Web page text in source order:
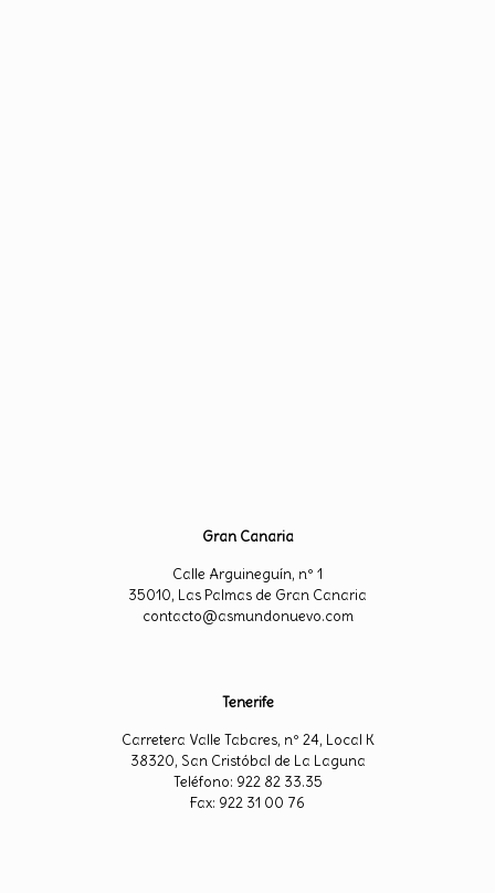
Gran Canaria
Calle Arguineguín, nº 1
35010, Las Palmas de Gran Canaria
contacto@asmundonuevo.com
Tenerife
Carretera Valle Tabares, nº 24, Local K
38320, San Cristóbal de La Laguna
Teléfono: 922 82 33.35
Fax: 922 31 00 76